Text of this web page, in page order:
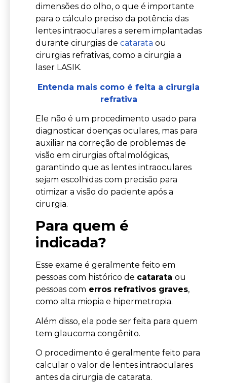
dimensões do olho, o que é importante
para o cálculo preciso da potência das
lentes intraoculares a serem implantadas
durante cirurgias de catarata ou
cirurgias refrativas, como a cirurgia a
laser LASIK.
Entenda mais como é feita a cirurgia
refrativa
Ele não é um procedimento usado para
diagnosticar doenças oculares, mas para
auxiliar na correção de problemas de
visão em cirurgias oftalmológicas,
garantindo que as lentes intraoculares
sejam escolhidas com precisão para
otimizar a visão do paciente após a
cirurgia.
Para quem é
indicada?
Esse exame é geralmente feito em
pessoas com histórico de catarata ou
pessoas com erros refrativos graves,
como alta miopia e hipermetropia.
Além disso, ela pode ser feita para quem
tem glaucoma congênito.
O procedimento é geralmente feito para
calcular o valor de lentes intraoculares
antes da cirurgia de catarata.